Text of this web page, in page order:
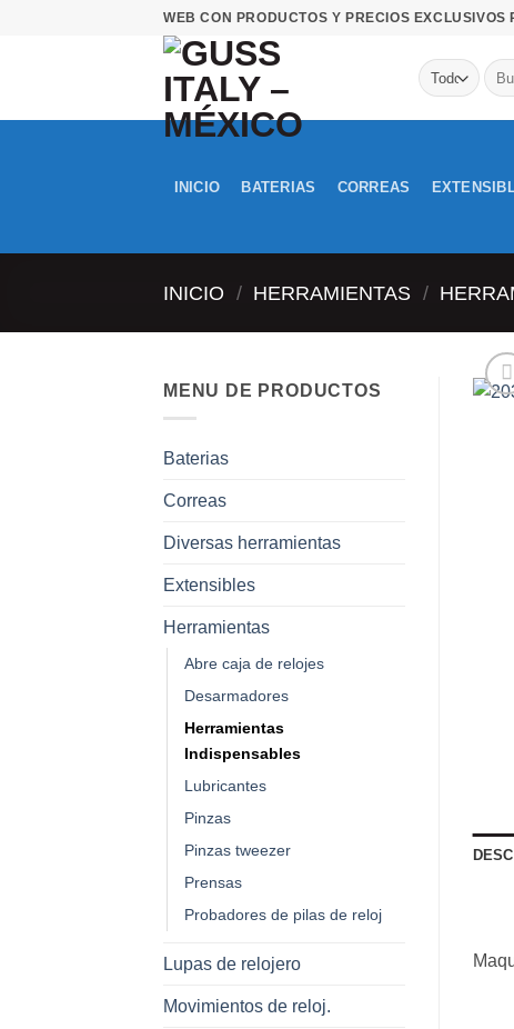
WEB CON PRODUCTOS Y PRECIOS
por:
INICIO BATERIAS CORREAS
INICIO / HERRAMIENTAS /
MENU DE PRODUCTOS
Baterias
Correas
Diversas herramientas
Extensibles
Herramientas
Abre caja de relojes
Desarmadores
Herramientas
Indispensables
Lubricantes
Pinzas
Pinzas tweezer
Prensas
Probadores de pilas de reloj
Lupas de relojero
Movimientos de reloj.